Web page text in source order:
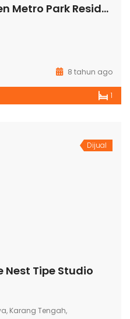
Disewakan Apartemen Metro Park Residence
8 tahun ago
1
Dijual
Nest Tipe Studio
Karang Tengah,